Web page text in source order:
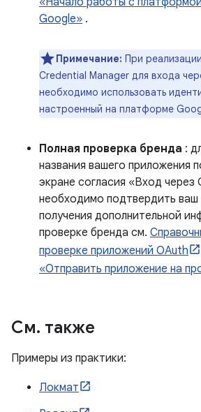
Google» .
Примечание: При
Credential Manager для входа
необходимо использовать
настроенный на платформе
Полная проверка бренда :
названия вашего приложения
экране согласия «Вход через
необходимо подтвердить ваш
получения дополнительной
проверке бренда см.
проверке приложений OAuth
«Отправить приложение на
См. также
Примеры из практики:
Локмат